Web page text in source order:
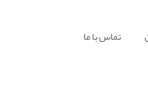
تماس با ما